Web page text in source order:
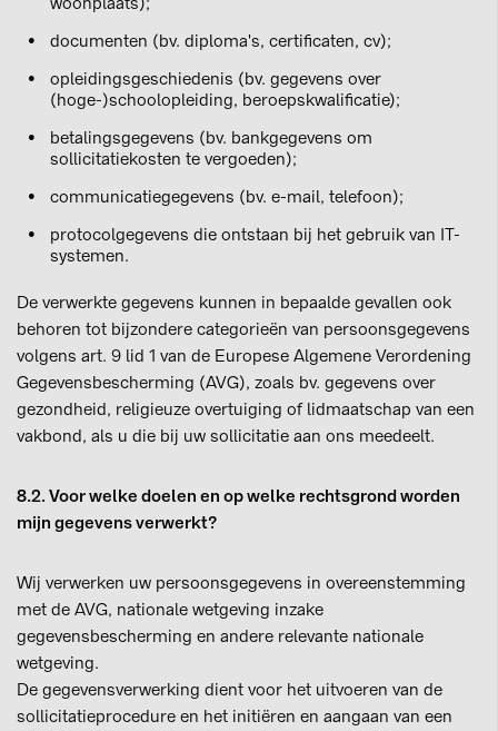
documenten (bv. diploma's, certificaten, cv);
opleidingsgeschiedenis (bv. gegevens over
(hoge-)schoolopleiding, beroepskwalificatie);
betalingsgegevens (bv. bankgegevens om
sollicitatiekosten te vergoeden);
communicatiegegevens (bv. e-mail, telefoon);
protocolgegevens die ontstaan bij het gebruik van IT-
systemen.
De verwerkte gegevens kunnen in bepaalde gevallen ook
behoren tot bijzondere categorieën van persoonsgegevens
volgens art. 9 lid 1 van de Europese Algemene Verordening
Gegevensbescherming (AVG), zoals bv. gegevens over
gezondheid, religieuze overtuiging of lidmaatschap van een
vakbond, als u die bij uw sollicitatie aan ons meedeelt.
8.2. Voor welke doelen en op welke rechtsgrond worden
mijn gegevens verwerkt?
Wij verwerken uw persoonsgegevens in overeenstemming
met de AVG, nationale wetgeving inzake
gegevensbescherming en andere relevante nationale
wetgeving.
De gegevensverwerking dient voor het uitvoeren van de
sollicitatieprocedure en het initiëren en aangaan van een